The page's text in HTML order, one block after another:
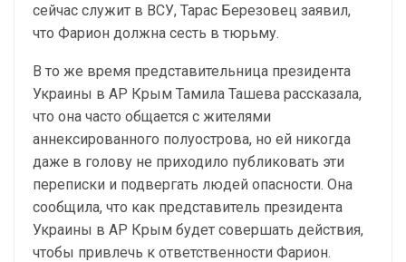
сейчас служит в ВСУ, Тарас Березовец заявил,
что Фарион должна сесть в тюрьму.
В то же время представительница президента
Украины в АР Крым Тамила Ташева рассказала,
что она часто общается с жителями
аннексированного полуострова, но ей никогда
даже в голову не приходило публиковать эти
переписки и подвергать людей опасности. Она
сообщила, что как представитель президента
Украины в АР Крым будет совершать действия,
чтобы привлечь к ответственности Фарион.